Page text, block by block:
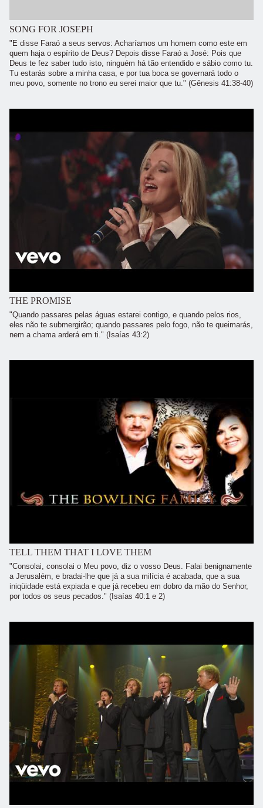
SONG FOR JOSEPH
"E disse Faraó a seus servos: Acharíamos um homem como este em
quem haja o espírito de Deus? Depois disse Faraó a José: Pois que
Deus te fez saber tudo isto, ninguém há tão entendido e sábio como tu.
Tu estarás sobre a minha casa, e por tua boca se governará todo o
meu povo, somente no trono eu serei maior que tu." (Gênesis 41:38-40)
THE PROMISE
"Quando passares pelas águas estarei contigo, e quando pelos rios,
eles não te submergirão; quando passares pelo fogo, não te queimarás,
nem a chama arderá em ti." (Isaías 43:2)
TELL THEM THAT I LOVE THEM
"Consolai, consolai o Meu povo, diz o vosso Deus. Falai benignamente
a Jerusalém, e bradai-lhe que já a sua milícia é acabada, que a sua
iniqüidade está expiada e que já recebeu em dobro da mão do Senhor,
por todos os seus pecados." (Isaías 40:1 e 2)